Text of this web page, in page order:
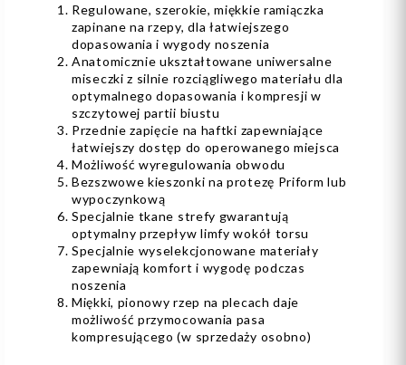
Regulowane, szerokie, miękkie ramiączka
zapinane na rzepy, dla łatwiejszego
dopasowania i wygody noszenia
Anatomicznie ukształtowane uniwersalne
miseczki z silnie rozciągliwego materiału dla
optymalnego dopasowania i kompresji w
szczytowej partii biustu
Przednie zapięcie na haftki zapewniające
łatwiejszy dostęp do operowanego miejsca
Możliwość wyregulowania obwodu
Bezszwowe kieszonki na protezę Priform lub
wypoczynkową
Specjalnie tkane strefy gwarantują
optymalny przepływ limfy wokół torsu
Specjalnie wyselekcjonowane materiały
zapewniają komfort i wygodę podczas
noszenia
Miękki, pionowy rzep na plecach daje
możliwość przymocowania pasa
kompresującego (w sprzedaży osobno)